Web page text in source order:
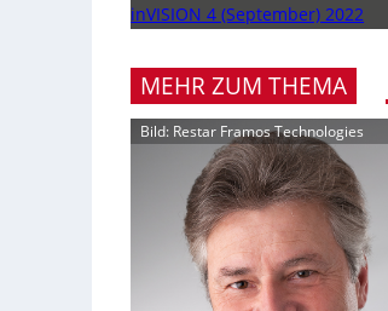
inVISION 4 (September) 2022
MEHR ZUM THEMA
Bild: Restar Framos Technologies